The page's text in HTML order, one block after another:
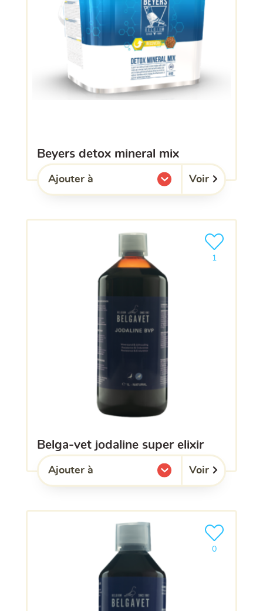
beyers detox mineral mix
Ajouter à
l'une de mes listes. Voir
belga-vet jodaline super elixir
1
Ajouter le
Ajouter à
l'une de mes listes. Voir
0
Ajouter le